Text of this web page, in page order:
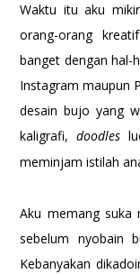
Waktu itu aku
orang-orang
banget dengan hal-
Instagram maupun
desain bujo yang
kaligrafi,doodles
meminjam istilah
Aku memang suka
sebelum nyobain
Kebanyakan